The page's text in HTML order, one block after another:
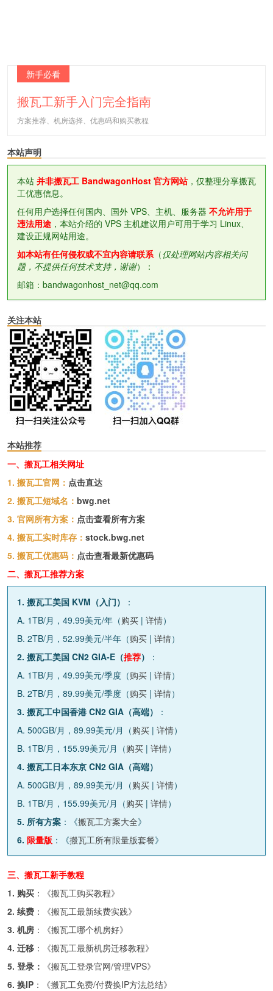
新手必看
搬瓦工新手入门完全指南
方案推荐、机房选择、优惠码和购买教程
本站声明
本站 并非搬瓦工 BandwagonHost 官方网站，仅整理分享搬瓦
工优惠信息。
任何用户选择任何国内、国外 VPS、主机、服务器 不允许用于
违法用途 ，本站介绍的 VPS 主机建议用户可用于学习 Linux、
建设正规网站用途。
如本站有任何侵权或不宜内容请联系（仅处理网站内容相关问
题，不提供任何技术支持，谢谢）：
邮箱：bandwagonhost_net@qq.com
关注本站
本站推荐
一、搬瓦工相关网址
1. 搬瓦工官网： 点击直达
2. 搬瓦工短域名： bwg.net
3. 官网所有方案： 点击查看所有方案
4. 搬瓦工实时库存： stock.bwg.net
5. 搬瓦工优惠码： 点击查看最新优惠码
二、搬瓦工推荐方案
1. 搬瓦工美国 KVM（入门）
：
A. 1TB/月，49.99美元/年（购买 | 详情）
B. 2TB/月，52.99美元/半年（购买 | 详情）
2. 搬瓦工美国 CN2 GIA-E（推荐）
：
A. 1TB/月，49.99美元/季度（购买 | 详情）
B. 2TB/月，89.99美元/季度（购买 | 详情）
3. 搬瓦工中国香港 CN2 GIA（高端）
：
A. 500GB/月，89.99美元/月（购买 | 详情）
B. 1TB/月，155.99美元/月（购买 | 详情）
4. 搬瓦工日本东京 CN2 GIA（高端）
A. 500GB/月，89.99美元/月（购买 | 详情）
B. 1TB/月，155.99美元/月（购买 | 详情）
5. 所有方案 ：《搬瓦工方案大全》
6. 限量版 ：《搬瓦工所有限量版套餐》
三、搬瓦工新手教程
1. 购买 ：《搬瓦工购买教程》
2. 续费 ：《搬瓦工最新续费实践》
3. 机房 ：《搬瓦工哪个机房好》
4. 迁移 ：《搬瓦工最新机房迁移教程》
5. 登录：
《搬瓦工登录官网/管理VPS》
6. 换IP ：《搬瓦工免费/付费换IP方法总结》